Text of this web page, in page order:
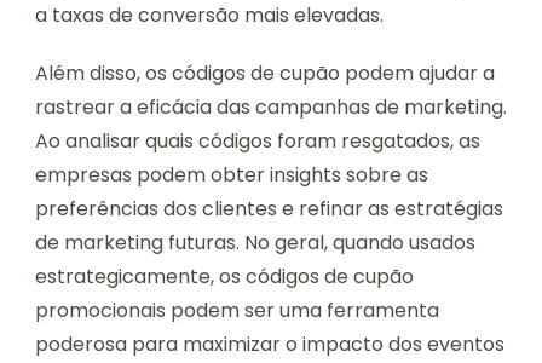
a taxas de conversão mais elevadas.
Além disso, os códigos de cupão podem ajudar a
rastrear a eficácia das campanhas de marketing.
Ao analisar quais códigos foram resgatados, as
empresas podem obter insights sobre as
preferências dos clientes e refinar as estratégias
de marketing futuras. No geral, quando usados
estrategicamente, os códigos de cupão
promocionais podem ser uma ferramenta
poderosa para maximizar o impacto dos eventos